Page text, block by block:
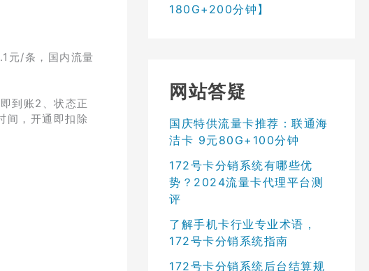
元/条，国内流量
到账2、状态正
间，开通即扣除
180G+200分钟】
网站答疑
国庆特供流量卡推荐：联通海
洁卡 9元80G+100分钟
172号卡分销系统有哪些优
势？2024流量卡代理平台测
评
了解手机卡行业专业术语，
172号卡分销系统指南
172号卡分销系统后台结算规